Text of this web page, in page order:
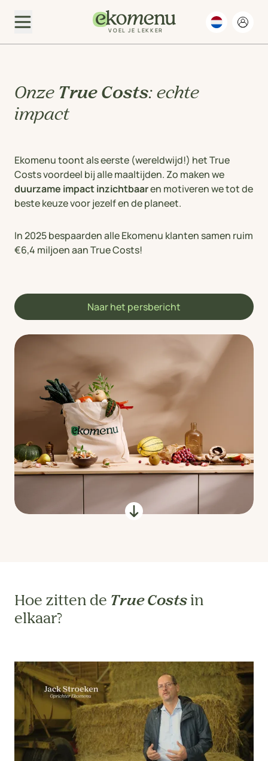
VOEL JE LEKKER
Onze True Costs: echte
impact
Ekomenu toont als eerste (wereldwijd!) het True
Costs voordeel bij alle maaltijden. Zo maken we
duurzame impact inzichtbaaren motiveren we tot de
beste keuze voor jezelf en de planeet.
In 2025 bespaarden alle Ekomenu klanten samen ruim
€6,4 miljoen aan True Costs!
Naar het persbericht
Hoe zitten de True Costs in
elkaar?